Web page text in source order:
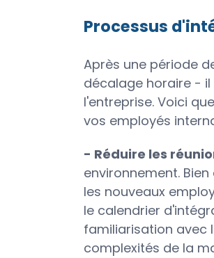
Processus
Après une période
décalage horaire -
l'entreprise. Voici
vos employés
- Réduire les
environnement.
les nouveaux
le calendrier
familiarisation avec
complexités de la